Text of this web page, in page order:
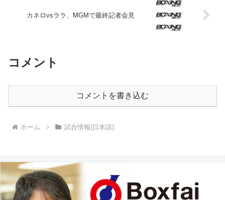
カネロvsララ、MGMで最終記者会見
コメント
コメントを書き込む
ホーム 試合情報(日本語)